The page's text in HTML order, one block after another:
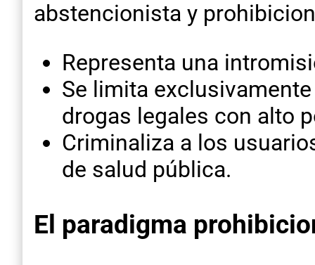
abstencionista y
Representa una
Se limita
drogas legales con alto
Criminaliza a los
de salud pública.
El paradigma